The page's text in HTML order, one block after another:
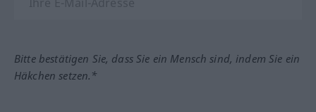
Bitte bestätigen Sie, dass Sie ein Mensch sind, indem Sie ein
Häkchen setzen.*